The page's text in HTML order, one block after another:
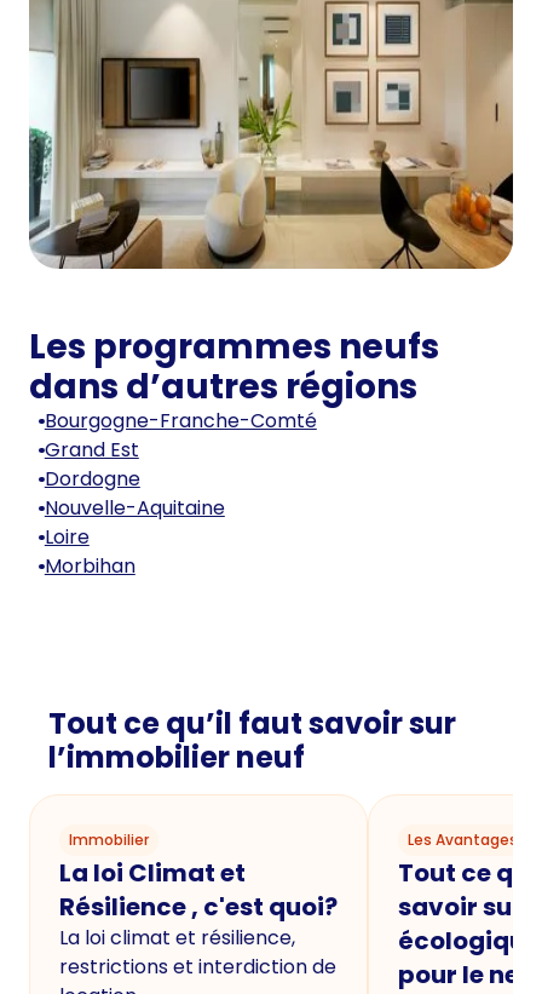
Les programmes neufs
dans d’autres régions
Bourgogne-Franche-Comté
Grand Est
Dordogne
Nouvelle-Aquitaine
Loire
Morbihan
Tout ce qu’il faut savoir sur
l’immobilier neuf
Immobilier
La loi Climat et
Résilience , c'est quoi?
La loi climat et résilience,
restrictions et interdiction de
Les Avantages
Tout ce
savoir sur
écologique
pour le